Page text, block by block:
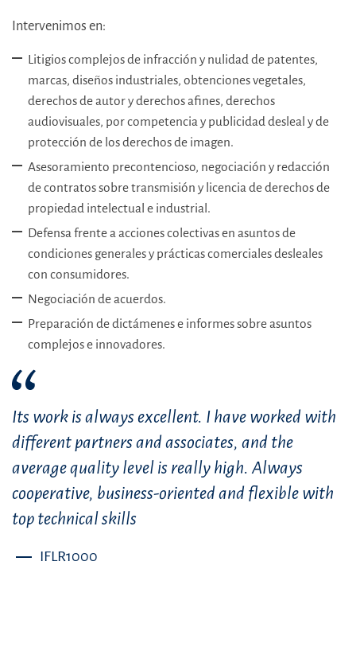
Intervenimos en:
Litigios complejos de infracción y nulidad de patentes,
marcas, diseños industriales, obtenciones vegetales,
derechos de autor y derechos afines, derechos
audiovisuales, por competencia y publicidad desleal y de
protección de los derechos de imagen.
Asesoramiento precontencioso, negociación y redacción
de contratos sobre transmisión y licencia de derechos de
propiedad intelectual e industrial.
Defensa frente a acciones colectivas en asuntos de
condiciones generales y prácticas comerciales desleales
con consumidores.
Negociación de acuerdos.
Preparación de dictámenes e informes sobre asuntos
complejos e innovadores.
Its work is always excellent. I have worked with
different partners and associates, and the
average quality level is really high. Always
cooperative, business-oriented and flexible with
top technical skills
IFLR1000